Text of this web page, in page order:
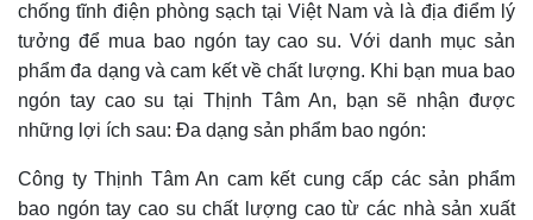
chống tĩnh điện phòng sạch tại Việt Nam và là địa điểm lý
tưởng để mua bao ngón tay cao su. Với danh mục sản
phẩm đa dạng và cam kết về chất lượng. Khi bạn mua bao
ngón tay cao su tại Thịnh Tâm An, bạn sẽ nhận được
những lợi ích sau: Đa dạng sản phẩm bao ngón:
Công ty Thịnh Tâm An cam kết cung cấp các sản phẩm
bao ngón tay cao su chất lượng cao từ các nhà sản xuất